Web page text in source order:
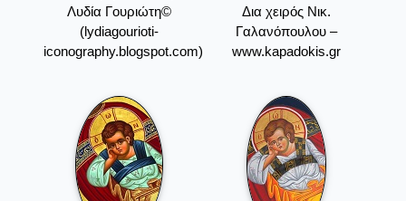
Λυδία Γουριώτη©
(lydiagourioti-
iconography.blogspot.com)
Δια χειρός Νικ.
Γαλανόπουλου –
www.kapadokis.gr